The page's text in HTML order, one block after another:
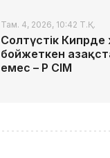
Там. 4, 2026, 10:42 Т.Қ.
Солтүстік
бойжеткен
емес – ҚР СІМ